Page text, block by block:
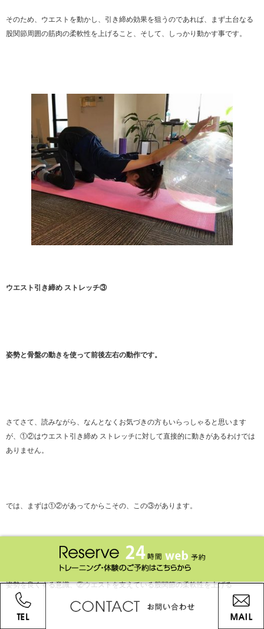
そのため、ウエストを動かし、引き締め効果を狙うのであれば、まず土台なる
股関節周囲の筋肉の柔軟性を上げること、そして、しっかり動かす事です。
ウエスト引き締め ストレッチ③
姿勢と骨盤の動きを使って前後左右の動作です。
さてさて、読みながら、なんとなくお気づきの方もいらっしゃると思います
が、①②はウエスト引き締め ストレッチに対して直接的に動きがあるわけでは
ありません。
では、まずは①②があってからこその、この③があります。
姿勢を良くする意識、②ウエストを支えている股関節の柔軟性を上げる